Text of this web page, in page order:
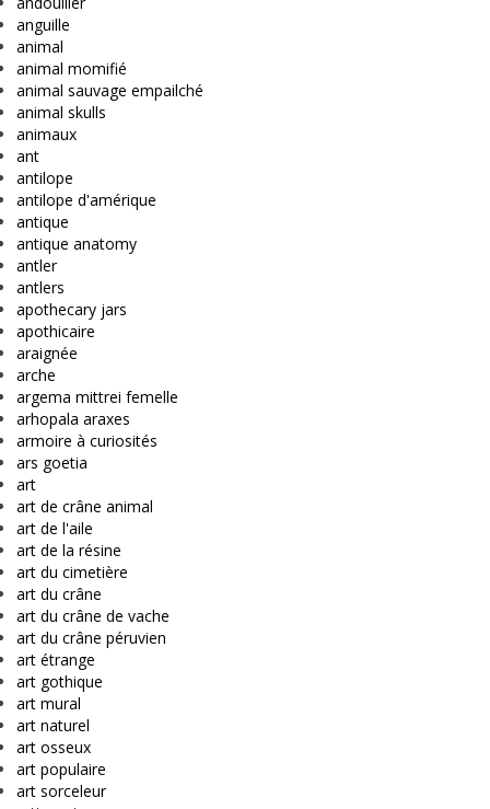
anguille
animal
animal momifié
animal sauvage empailché
animal skulls
animaux
ant
antilope
antilope d'amérique
antique
antique anatomy
antler
antlers
apothecary jars
apothicaire
araignée
arche
argema mittrei femelle
arhopala araxes
armoire à curiosités
ars goetia
art
art de crâne animal
art de l'aile
art de la résine
art du cimetière
art du crâne
art du crâne de vache
art du crâne péruvien
art étrange
art gothique
art mural
art naturel
art osseux
art populaire
art sorceleur